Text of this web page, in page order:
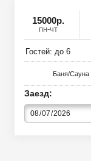
15000р.
пн-чт
Гостей: до 6
Баня/Сауна
Заезд: